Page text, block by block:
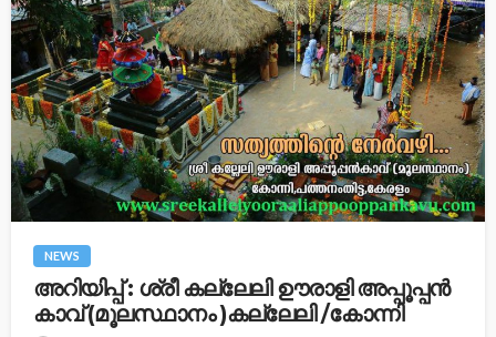
NEWS
അറിയിപ്പ് : ശ്രീ കല്ലേലി ഊരാളി അപ്പൂപ്പന്‍
കാവ് (മൂലസ്ഥാനം )കല്ലേലി /കോന്നി